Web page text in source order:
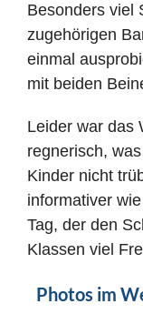
Besonders viel
zugehörigen
einmal
mit beiden
Leider war das
regnerisch,
Kinder nicht
informativer
Tag, der den
Klassen viel
Photos im